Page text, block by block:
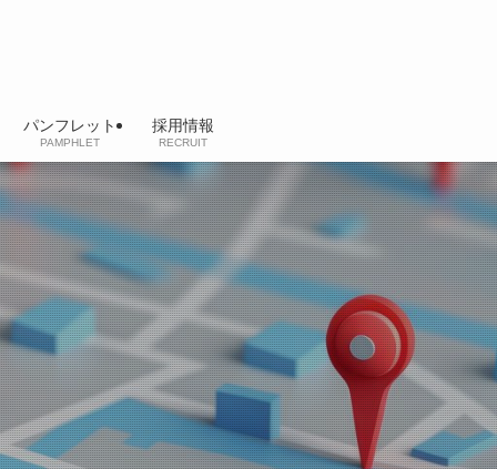
パンフレット
PAMPHLET
採用情報
RECRUIT